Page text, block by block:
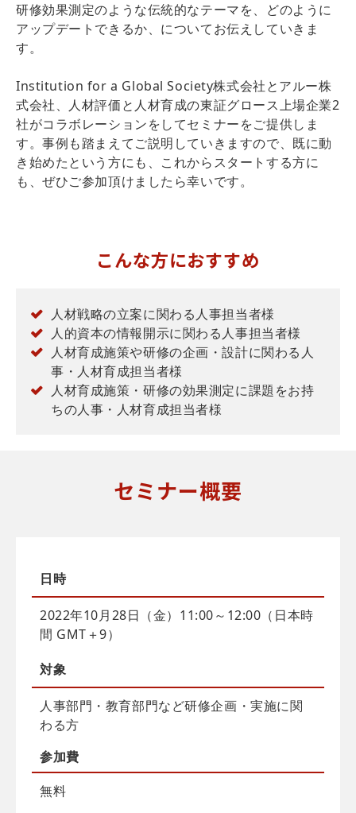
研修効果測定のような伝統的なテーマを、どのように
アップデートできるか、についてお伝えしていきま
す。
Institution for a Global Society株式会社とアルー株
式会社、人材評価と人材育成の東証グロース上場企業2
社がコラボレーションをしてセミナーをご提供しま
す。事例も踏まえてご説明していきますので、既に動
き始めたという方にも、これからスタートする方に
も、ぜひご参加頂けましたら幸いです。
こんな方におすすめ
人材戦略の立案に関わる人事担当者様
人的資本の情報開示に関わる人事担当者様
人材育成施策や研修の企画・設計に関わる人
事・人材育成担当者様
人材育成施策・研修の効果測定に課題をお持
ちの人事・人材育成担当者様
セミナー概要
日時
2022年10月28日（金）11:00～12:00（日本時
間 GMT＋9）
対象
人事部門・教育部門など研修企画・実施に関
わる方
参加費
無料